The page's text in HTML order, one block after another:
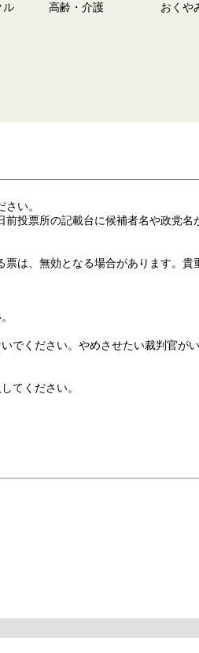
ル 高齢・介護 おくや
い。
投票所の記載台に候補者名や政党名
は、無効となる場合があります。貴
でください。やめさせたい裁判官が
てください。